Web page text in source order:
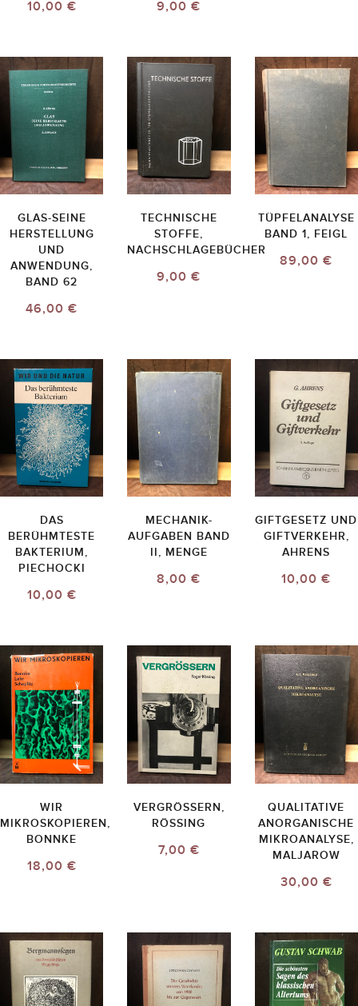
10,00 € 9,00 €
GLAS-SEINE
HERSTELLUNG
UND
ANWENDUNG,
BAND 62
46,00 €
TECHNISCHE
STOFFE,
NACHSCHLAGEBÜCHER
9,00 €
TÜPFELANALYSE
BAND 1, FEIGL
89,00 €
DAS
BERÜHMTESTE
BAKTERIUM,
PIECHOCKI
10,00 €
MECHANIK-
AUFGABEN BAND
II, MENGE
8,00 €
GIFTGESETZ UND
GIFTVERKEHR,
AHRENS
10,00 €
WIR
MIKROSKOPIEREN,
BONNKE
18,00 €
VERGRÖSSERN,
RÖSSING
7,00 €
QUALITATIVE
ANORGANISCHE
MIKROANALYSE,
MALJAROW
30,00 €